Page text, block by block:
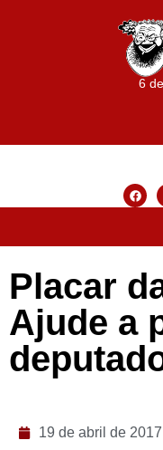
6
Placar
Ajude a
19 de abril de 2017